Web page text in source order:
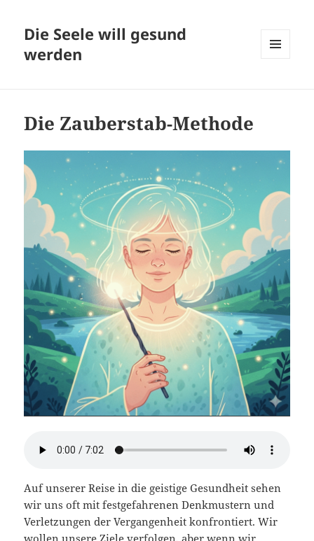
Die Seele will gesund
werden
Die Zauberstab-Methode
Auf unserer Reise in die geistige Gesundheit sehen
wir uns oft mit festgefahrenen Denkmustern und
Verletzungen der Vergangenheit konfrontiert. Wir